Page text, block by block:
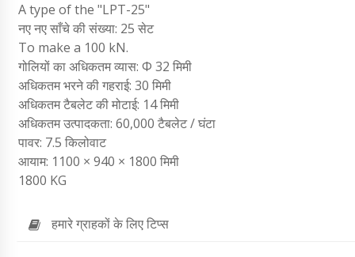
A type of the "LPT-25"
नए नए साँचे की संख्या: 25 सेट
To make a 100 kN.
गोलियों का अधिकतम व्यास: Φ 32 मिमी
अधिकतम भरने की गहराई: 30 मिमी
अधिकतम टैबलेट की मोटाई: 14 मिमी
अधिकतम उत्पादकता: 60,000 टैबलेट / घंटा
पावर: 7.5 किलोवाट
आयाम: 1100 × 940 × 1800 मिमी
1800 KG
हमारे ग्राहकों के लिए टिप्स